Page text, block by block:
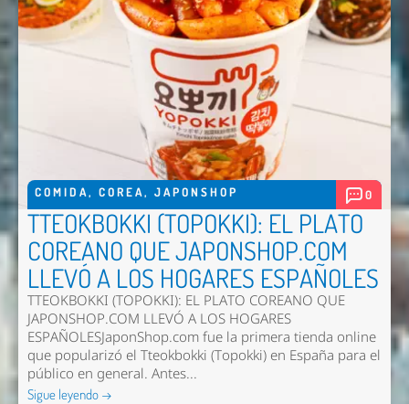
COMIDA, COREA, JAPONSHOP 0
TTEOKBOKKI (TOPOKKI): EL PLATO
COREANO QUE JAPONSHOP.COM
LLEVÓ A LOS HOGARES ESPAÑOLES
TTEOKBOKKI (TOPOKKI): EL PLATO COREANO QUE
JAPONSHOP.COM LLEVÓ A LOS HOGARES
ESPAÑOLESJaponShop.com fue la primera tienda online
que popularizó el Tteokbokki (Topokki) en España para el
público en general. Antes...
Sigue leyendo →